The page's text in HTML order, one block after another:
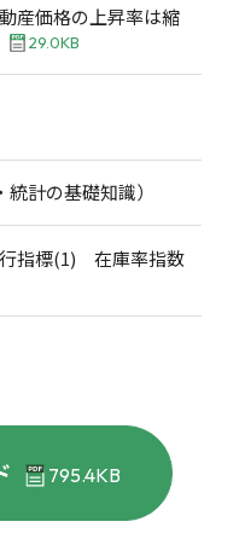
産価格の上昇率は縮
29.0KB
計の基礎知識）
指標(1) 在庫率指数
795.4KB